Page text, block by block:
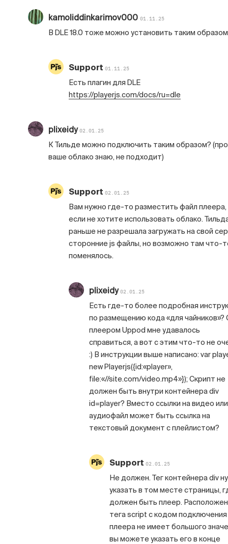
kamoliddinkarimov000 01.11.25
В DLE 18.0 тоже можно установить таким
Support 01.11.25
Есть плагин для DLE
https://playerjs.com/docs/ru=dle
plixeidy02.01.25
К Тильде можно подключить таким образом? (про
ваше облако знаю, не подходит)
Support 02.01.25
Вам нужно где-то разместить файл плеера,
если не хотите использовать облако.
раньше не разрешала загружать на свой
сторонние js файлы, но возможно там что-
поменялось.
plixeidy02.01.25
Есть где-то более подробная
по размещению кода «для чайников»?
плеером Uppod мне удавалось
справиться, а вот с этим что-то не
:) В инструкции выше написано: var
new Playerjs({id:«player»,
file:«//site.com/video.mp4»}); Скрипт не
должен быть внутри контейнера div
id=player? Вместо ссылки на видео или
аудиофайл может быть ссылка на
текстовый документ с плейлистом?
Support 02.01.25
Не должен. Тег контейнера div
указать в том месте страницы,
должен быть плеер.
тега script с кодом подключения
плеера не имеет большого
вы можете указать его в конце